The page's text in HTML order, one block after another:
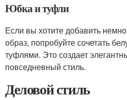
Юбка и туфли
Если вы хотите добавить
образ, попробуйте сочетать
туфлями. Это создает
повседневный стиль.
Деловой стиль